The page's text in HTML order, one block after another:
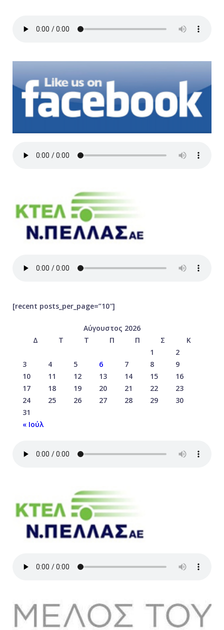
[recent posts_per_page=”10″]
Αύγουστος 2026
Δ
Τ Τ Π Π Σ
Κ
1
2
3
4 5 6 7 8
9
10
11 12 13 14 15
16
17
18 19 20 21 22
23
24
25 26 27 28 29
30
31
« Ιούλ